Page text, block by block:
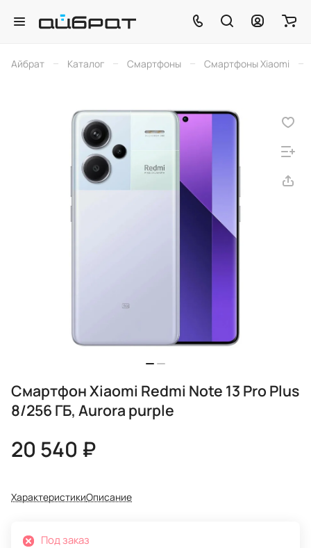
Айбрат – Каталог – Смартфоны – Смартфоны Xiaomi –
Смартфон Xiaomi Redmi Note 13 Pro Plus
8/256 ГБ, Aurora purple
20 540 ₽
ХарактеристикиОписание
Под заказ